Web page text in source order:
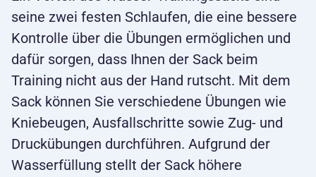
seine zwei festen Schlaufen, die eine bessere
Kontrolle über die Übungen ermöglichen und
dafür sorgen, dass Ihnen der Sack beim
Training nicht aus der Hand rutscht. Mit dem
Sack können Sie verschiedene Übungen wie
Kniebeugen, Ausfallschritte sowie Zug- und
Druckübungen durchführen. Aufgrund der
Wasserfüllung stellt der Sack höhere